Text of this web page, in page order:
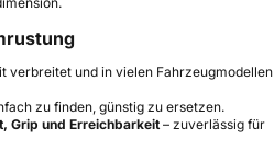
verbreitet und in vielen Fahrzeugmodellen
zu finden, günstig zu ersetzen.
Grip und Erreichbarkeit – zuverlässig für